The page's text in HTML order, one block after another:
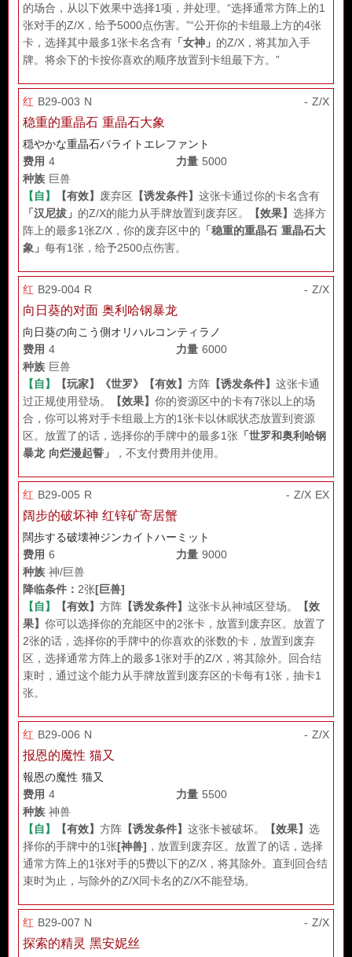
的场合，从以下效果中选择1项，并处理。“选择通常方阵上的1
张对手的Z/X，给予5000点伤害。”“公开你的卡组最上方的4张
卡，选择其中最多1张卡名含有 「女神」 的Z/X，将其加入手
牌。将余下的卡按你喜欢的顺序放置到卡组最下方。”
红 B29-003 N - Z/X
稳重的重晶石 重晶石大象
穏やかな重晶石バライトエレファント
费用 4 力量 5000
种族 巨兽
【自】
【有效】 废弃区 【诱发条件】 这张卡通过你的卡名含有
「汉尼拔」 的Z/X的能力从手牌放置到废弃区。 【效果】 选择方
阵上的最多1张Z/X，你的废弃区中的 「稳重的重晶石 重晶石大
象」 每有1张，给予2500点伤害。
红 B29-004 R - Z/X
向日葵的对面 奥利哈钢暴龙
向日葵の向こう側オリハルコンティラノ
费用 4 力量 6000
种族 巨兽
【自】
【玩家】 《世罗》 【有效】 方阵 【诱发条件】 这张卡通
过正规使用登场。
【效果】 你的资源区中的卡有7张以上的场
合，你可以将对手卡组最上方的1张卡以休眠状态放置到资源
区。放置了的话，选择你的手牌中的最多1张 「世罗和奥利哈钢
暴龙 向烂漫起誓」
，不支付费用并使用。
红 B29-005 R - Z/X EX
阔步的破坏神 红锌矿寄居蟹
闊歩する破壊神ジンカイトハーミット
费用 6 力量 9000
种族 神/巨兽
降临条件： 2张[巨兽]
【自】
【有效】 方阵 【诱发条件】 这张卡从神域区登场。
【效
果】 你可以选择你的充能区中的2张卡，放置到废弃区。放置了
2张的话，选择你的手牌中的你喜欢的张数的卡，放置到废弃
区，选择通常方阵上的最多1张对手的Z/X，将其除外。回合结
束时，通过这个能力从手牌放置到废弃区的卡每有1张，抽卡1
张。
红 B29-006 N - Z/X
报恩的魔性 猫又
報恩の魔性 猫又
费用 4 力量 5500
种族 神兽
【自】
【有效】 方阵 【诱发条件】 这张卡被破坏。 【效果】 选
择你的手牌中的1张[神兽] ，放置到废弃区。放置了的话，选择
通常方阵上的1张对手的5费以下的Z/X，将其除外。直到回合结
束时为止，与除外的Z/X同卡名的Z/X不能登场。
红 B29-007 N - Z/X
探索的精灵 黑安妮丝